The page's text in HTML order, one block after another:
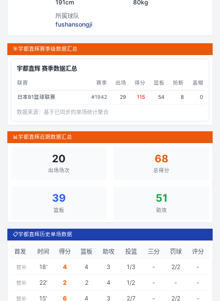
191cm
80kg
所属球队
fushansongji
🎯宇都直辉赛季级数据汇总
宇都直辉赛季数据汇总
联赛 赛季 出场 得分 篮板 抢断 盖帽
日本B1篮球联赛 #1942 29 115 54 8 0
数据来源： 基于已同步的单场统计聚合
📊宇都直辉近期数据汇总
20
出场场次
68
总得分
39
篮板
51
助攻
📋宇都直辉历史单场数据
首发 时间 得分 篮板 助攻 投篮 三分 罚球 评分
替补 18' 4 4 3 1/3 - 2/2 -
替补 22' 2 2 4 1/2 - - -
替补 15' 6 4 3 2/7 - 2/2 -